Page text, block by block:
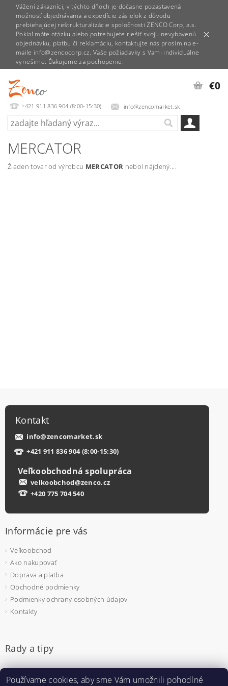
Vážení zákazníci, v týchto dňoch je dočasne pozastavená
možnosť objednávania a expedície zásielok z dôvodu
prebiehajúcej reštrukturalizácie spoločnosti ZENCO Corp, a.s.
Pokiaľ máte otázku alebo potrebujete riešiť svoju nevybavenú
objednávku, platbu či reklamáciu, kontaktujte nás prosím na e-
maile info@zencocorp.cz. Vaše požiadavky s Vami individuálne
vyriešime. Ďakujeme za pochopenie.
+421 911 836 904 (8:00-15:30) info@zencomarket.sk
€0
MERCATOR
Žiaden tovar od výrobcu MERCATOR nebol nájdený....
Kontakt
info@zencomarket.sk
+421 911 836 904 (8:00-15:30)
Veľkoobchodná spolupráca
velkoobchod@zenco.cz
+420 775 704 540
Informácie pre vás
Veľkoobchod
Ako nakupovať
Doprava a platba
Obchodné podmienky
Podmienky ochrany osobných údajov
Kontakty
Rady a tipy
Používame cookies, aby sme Vám umožnili pohodlné